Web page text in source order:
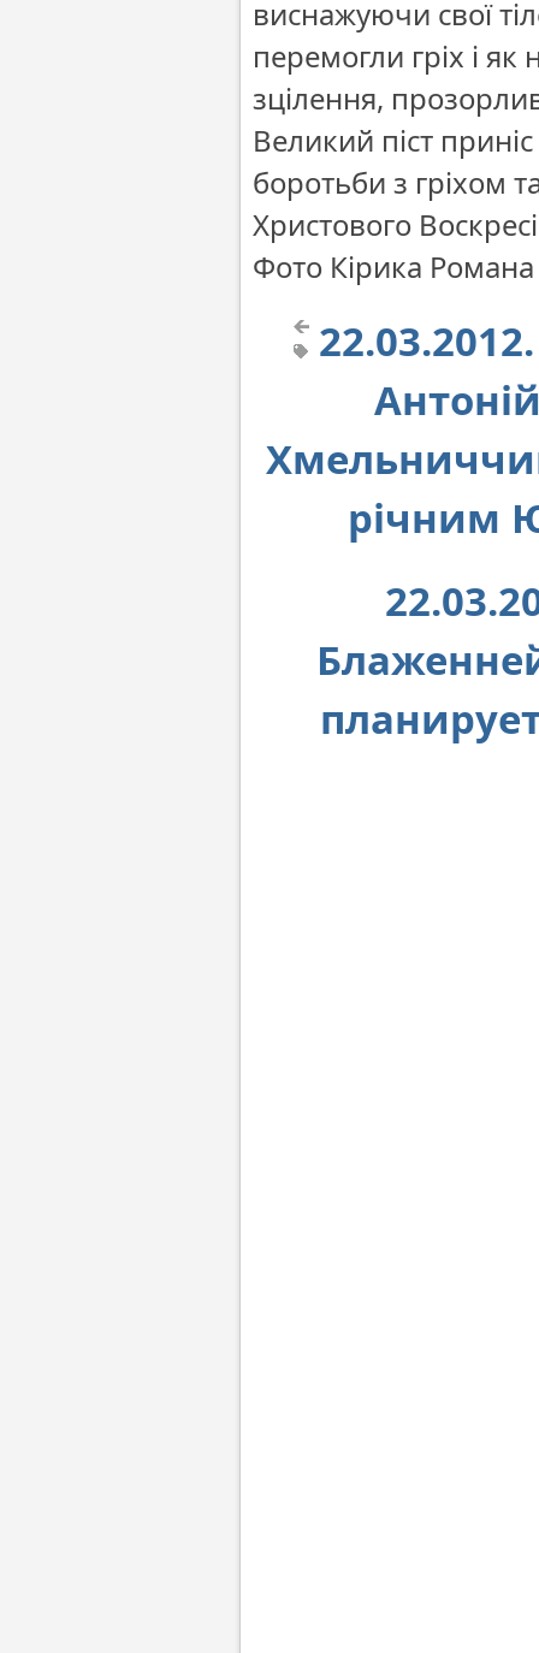
виснажуючи свої
перемогли гріх і як
зцілення,
Великий піст
боротьби з гріхом
Христового
Фото Кірика Романа
річним